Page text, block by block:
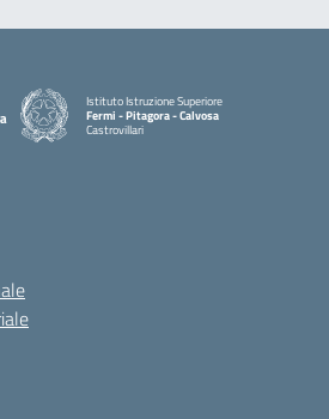
Istituto Istruzione Superiore
Fermi - Pitagora - Calvosa
Castrovillari